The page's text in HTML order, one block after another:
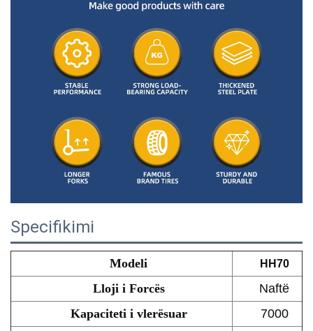
Specifikimi
Modeli HH70
Lloji i Forcës
Naftë
Kapaciteti i vlerësuar
7000